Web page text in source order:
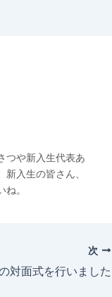
つや新入生代表あ
入生の皆さん、
。
次
対面式を行いました